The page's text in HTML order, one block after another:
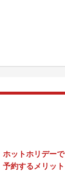
ホットホリデーで
予約するメリット